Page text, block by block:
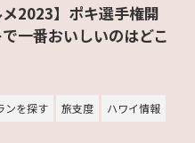
メ2023】ポキ選手権開
一番おいしいのはどこ
ンを探す 旅支度 ハワイ情報